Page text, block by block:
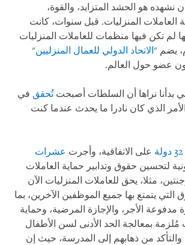
نشهده هو الحشد المتزايد، والقوة،
المنزليات. قبل سنوات، كانت
لم تكن فيها منظمات للعاملات المنزليات
يضم "الاتحاد الدولي للعمال المنزليين"
عضو حول العالم.
بدأنا نراها أن السلطات أصبحتتُحقق في
الأمر الذي كان نادرا ما يحدث عندما كنت
32 دولة على الاتفاقية، وأجرت عشرات
لتحسين حقوق وتدابير حماية العاملات
مثلا، يحق للعاملات المنزليات الآن
التي يتمتع بها جميع الموظفين الآخرين، بما
مدفوعة الأجر، والإجازة المرضية، وحماية
مُلزمة بمعالجة الحد الأدنى لسن الأطفال
من ذهابهم إلى المدرسة، حيث إن